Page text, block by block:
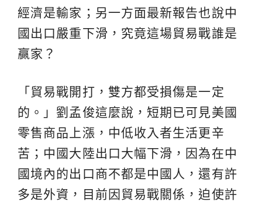
經濟是輸家；另一方面最新報告也說中
國出口嚴重下滑，究竟這場貿易戰誰是
贏家？
「貿易戰開打，雙方都受損傷是一定
的。」劉孟俊這麼說，短期已可見美國
零售商品上漲，中低收入者生活更辛
苦；中國大陸出口大幅下滑，因為在中
國境內的出口商不都是中國人，還有許
多是外資，目前因貿易戰關係，迫使許